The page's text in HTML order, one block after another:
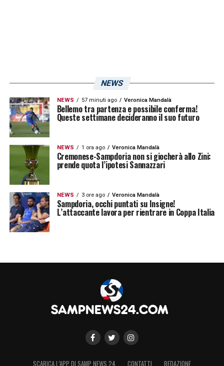
NEWS
NEWS 57 minuti ago Veronica Mandalà
Bellemo tra partenza e possibile conferma!
Queste settimane decideranno il suo futuro
NEWS 1 ora ago Veronica Mandalà
Cremonese-Sampdoria non si giocherà allo Zini:
prende quota l’ipotesi Sannazzari
NEWS 3 ore ago Veronica Mandalà
Sampdoria, occhi puntati su Insigne!
L’attaccante lavora per rientrare in Coppa Italia
SCARICA L’APP DI SAMP NEWS 24 CONTATTI REDAZIONE